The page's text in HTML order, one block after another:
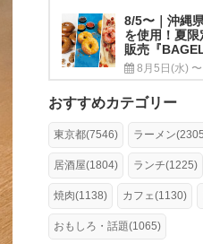
8/5〜｜沖縄
を使用！夏
販売『
8月5日(水) 〜
おすすめカテゴリー
東京都(7546) ラーメン
居酒屋(1804) ランチ(1225)
焼肉(1138) カフェ(1130)
おもしろ・話題(1065)